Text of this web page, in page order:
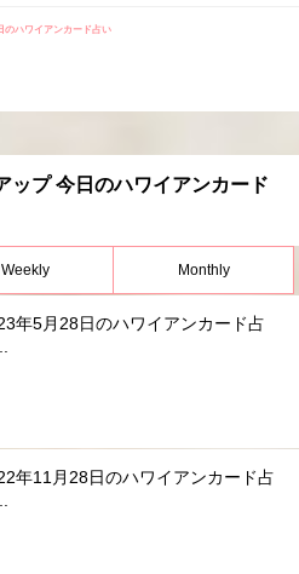
のハワイアンカード占い
ップ 今日のハワイアンカード
Weekly Monthly
年5月28日のハワイアンカード占
年11月28日のハワイアンカード占